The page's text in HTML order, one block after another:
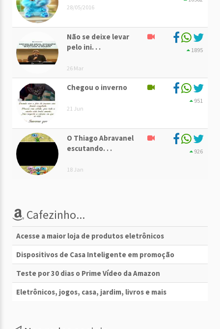
28/05/2016
Não se deixe levar
pelo ini. . .
26 Mar
1895
Chegou o inverno
21 Jun
951
O Thiago Abravanel
escutando. . .
18 Jan
926
Cafezinho...
Acesse a maior loja de produtos eletrônicos
Dispositivos de Casa Inteligente em promoção
Teste por 30 dias o Prime Vídeo da Amazon
Eletrônicos, jogos, casa, jardim, livros e mais